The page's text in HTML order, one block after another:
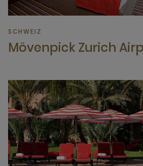
SCHWEIZ
Mövenpick Zurich